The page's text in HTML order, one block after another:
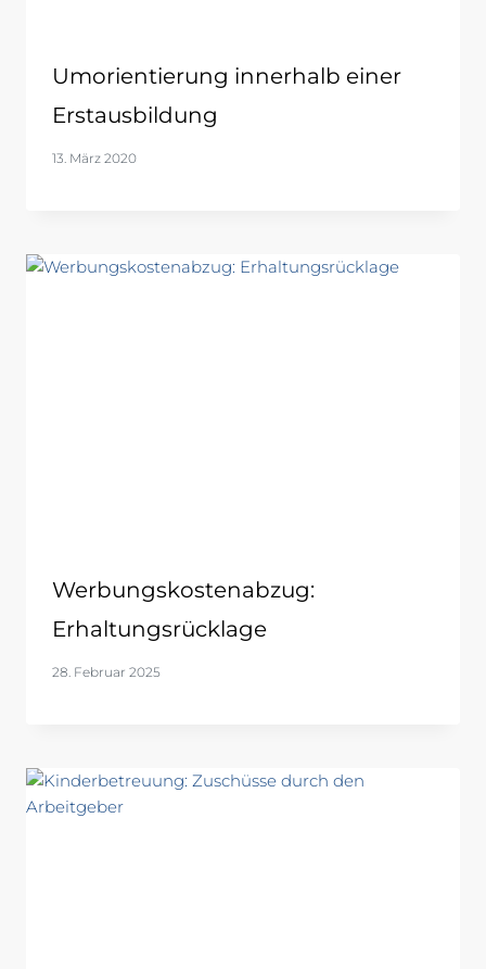
Umorientierung innerhalb einer
Erstausbildung
13. März 2020
Werbungskostenabzug:
Erhaltungsrücklage
28. Februar 2025